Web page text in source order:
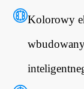
Kolorowy